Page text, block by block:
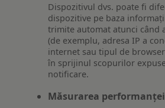
Dispozitivul dvs. poate fi
dispozitive pe baza
trimite automat atunci când
(de exemplu, adresa IP a
internet sau tipul de
în sprijinul scopurilor
notificare.
Măsurarea